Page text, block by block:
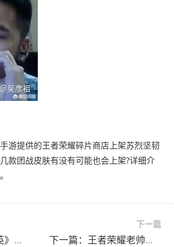
游提供的王者荣耀碎片商店上架苏烈坚韧
款团战皮肤有没有可能也会上架?详细介
上一篇：《和平精英》海岛地图伏地魔专用武器，DP28成为首选枪械，M762排不上榜，你怎么看?
下一篇
下一篇：王者荣耀老帅微博回应之前言论，称为了活跃气氛，粉丝纷纷选择谅解，他是否真的无心?